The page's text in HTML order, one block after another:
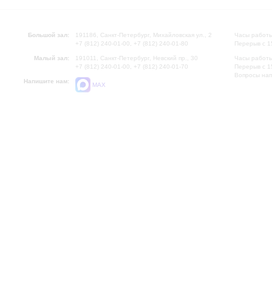
Большой зал:
191186, Санкт-Петербург, Михайловская ул., 2
+7 (812) 240-01-00, +7 (812) 240-01-80
Малый зал:
191011, Санкт-Петербург, Невский пр., 30
+7 (812) 240-01-00, +7 (812) 240-01-70
Напишите нам:
MAX
Часы
Перерыв с
Часы
Перерыв с
Вопросы